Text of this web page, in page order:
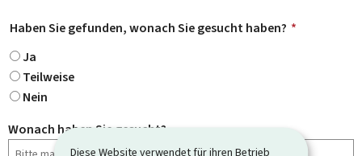
Diese Website verwendet für ihren Betrieb
Haben Sie gefunden, wonach Sie gesucht haben? *
Ja
Teilweise
Nein
Wonach haben Sie gesucht?